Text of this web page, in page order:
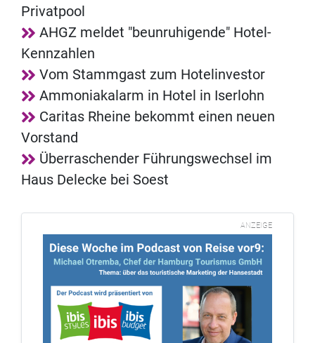
Privatpool
AHGZ meldet "beunruhigende" Hotel-
Kennzahlen
Vom Stammgast zum Hotelinvestor
Ammoniakalarm in Hotel in Iserlohn
Caritas Rheine bekommt einen neuen
Vorstand
Überraschender Führungswechsel im
Haus Delecke bei Soest
ANZEIGE